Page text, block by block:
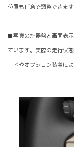
位置も任意で調整できます
■写真の計器盤と画面表
ています。実際の走行状
ードやオプション装着によ